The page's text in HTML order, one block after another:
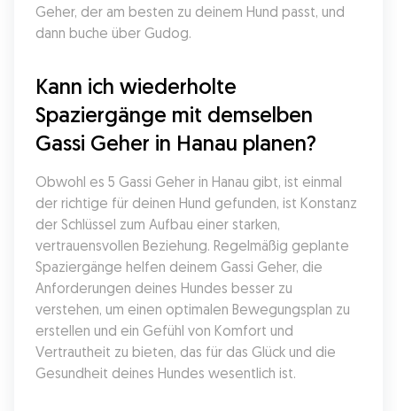
Geher, der am besten zu deinem Hund passt, und
dann buche über Gudog.
Kann ich wiederholte
Spaziergänge mit demselben
Gassi Geher in Hanau planen?
Obwohl es 5 Gassi Geher in Hanau gibt, ist einmal
der richtige für deinen Hund gefunden, ist Konstanz
der Schlüssel zum Aufbau einer starken,
vertrauensvollen Beziehung. Regelmäßig geplante
Spaziergänge helfen deinem Gassi Geher, die
Anforderungen deines Hundes besser zu
verstehen, um einen optimalen Bewegungsplan zu
erstellen und ein Gefühl von Komfort und
Vertrautheit zu bieten, das für das Glück und die
Gesundheit deines Hundes wesentlich ist.